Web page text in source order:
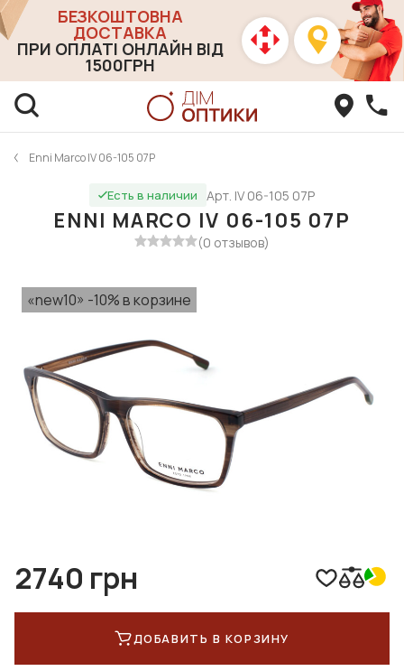
БЕЗКОШТОВНА
ДОСТАВКА
ПРИ ОПЛАТІ ОНЛАЙН ВІД
1500ГРН
Enni Marco IV 06-105 07P
Есть в наличии Арт. IV 06-105 07P
ENNI MARCO IV 06-105 07P
(0 отзывов)
«new10» -10% в корзине
2740 грн
ДОБАВИТЬ В КОРЗИНУ